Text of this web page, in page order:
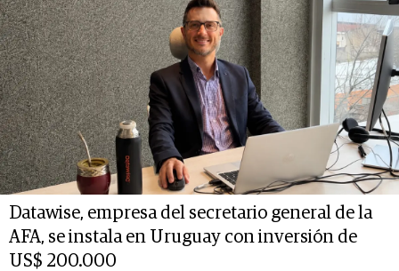
Datawise, empresa del secretario general de la
AFA, se instala en Uruguay con inversión de
US$ 200.000